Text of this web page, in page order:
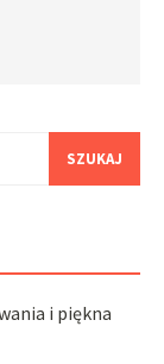
i piękna